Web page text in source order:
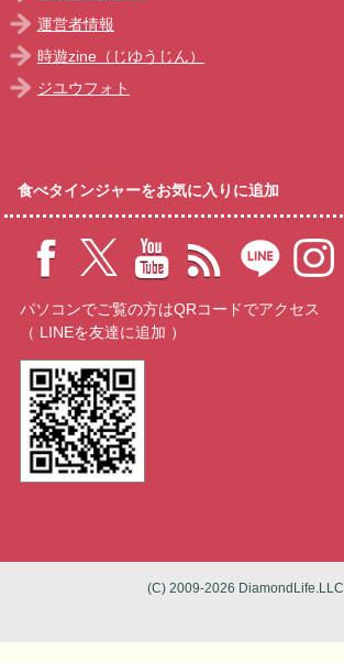
運営者情報
時遊zine（じゆうじん）
ジユウフォト
食べタインジャーをお気に入りに追加
パソコンでご覧の方はQRコードでアクセス
（ LINEを友達に追加 ）
(C) 2009-2026 DiamondLife.LLC